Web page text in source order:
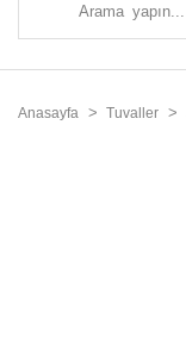
Anasayfa Tuvaller